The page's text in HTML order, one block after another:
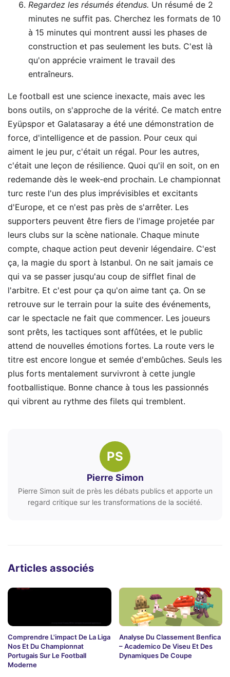
Regardez les résumés étendus. Un résumé de 2
minutes ne suffit pas. Cherchez les formats de 10
à 15 minutes qui montrent aussi les phases de
construction et pas seulement les buts. C'est là
qu'on apprécie vraiment le travail des
entraîneurs.
Le football est une science inexacte, mais avec les
bons outils, on s'approche de la vérité. Ce match entre
Eyüpspor et Galatasaray a été une démonstration de
force, d'intelligence et de passion. Pour ceux qui
aiment le jeu pur, c'était un régal. Pour les autres,
c'était une leçon de résilience. Quoi qu'il en soit, on en
redemande dès le week-end prochain. Le championnat
turc reste l'un des plus imprévisibles et excitants
d'Europe, et ce n'est pas près de s'arrêter. Les
supporters peuvent être fiers de l'image projetée par
leurs clubs sur la scène nationale. Chaque minute
compte, chaque action peut devenir légendaire. C'est
ça, la magie du sport à Istanbul. On ne sait jamais ce
qui va se passer jusqu'au coup de sifflet final de
l'arbitre. Et c'est pour ça qu'on aime tant ça. On se
retrouve sur le terrain pour la suite des événements,
car le spectacle ne fait que commencer. Les joueurs
sont prêts, les tactiques sont affûtées, et le public
attend de nouvelles émotions fortes. La route vers le
titre est encore longue et semée d'embûches. Seuls les
plus forts mentalement survivront à cette jungle
footballistique. Bonne chance à tous les passionnés
qui vibrent au rythme des filets qui tremblent.
PS
Pierre Simon
Pierre Simon suit de près les débats publics et apporte un
regard critique sur les transformations de la société.
Articles associés
Comprendre L'impact De La Liga
Nos Et Du Championnat
Portugais Sur Le Football
Moderne
Analyse Du Classement Benfica
– Academico De Viseu Et Des
Dynamiques De Coupe